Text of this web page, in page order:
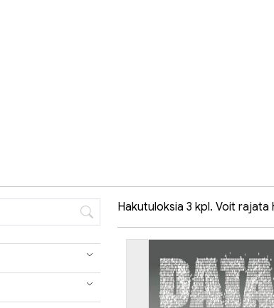
Hakutuloksia 3 kpl. Voit